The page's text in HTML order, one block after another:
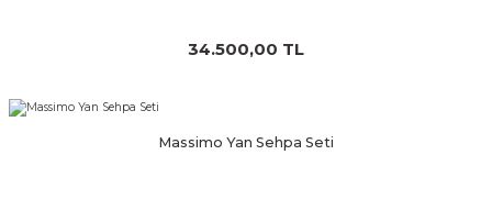
34.500,00 TL
Massimo Yan Sehpa Seti